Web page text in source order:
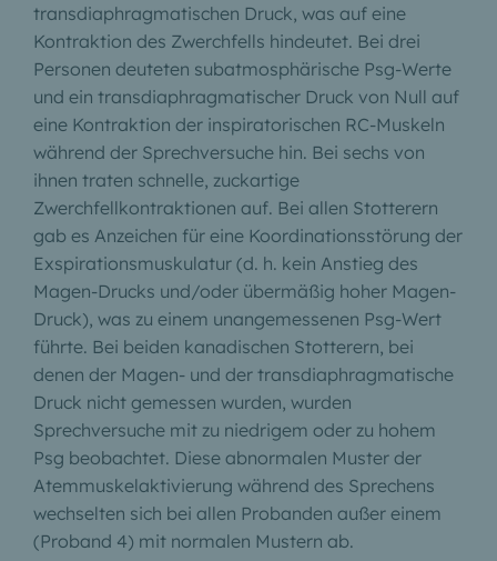
transdiaphragmatischen Druck, was auf eine
Kontraktion des Zwerchfells hindeutet. Bei drei
Personen deuteten subatmosphärische Psg-Werte
und ein transdiaphragmatischer Druck von Null auf
eine Kontraktion der inspiratorischen RC-Muskeln
während der Sprechversuche hin. Bei sechs von
ihnen traten schnelle, zuckartige
Zwerchfellkontraktionen auf. Bei allen Stotterern
gab es Anzeichen für eine Koordinationsstörung der
Exspirationsmuskulatur (d. h. kein Anstieg des
Magen-Drucks und/oder übermäßig hoher Magen-
Druck), was zu einem unangemessenen Psg-Wert
führte. Bei beiden kanadischen Stotterern, bei
denen der Magen- und der transdiaphragmatische
Druck nicht gemessen wurden, wurden
Sprechversuche mit zu niedrigem oder zu hohem
Psg beobachtet. Diese abnormalen Muster der
Atemmuskelaktivierung während des Sprechens
wechselten sich bei allen Probanden außer einem
(Proband 4) mit normalen Mustern ab.